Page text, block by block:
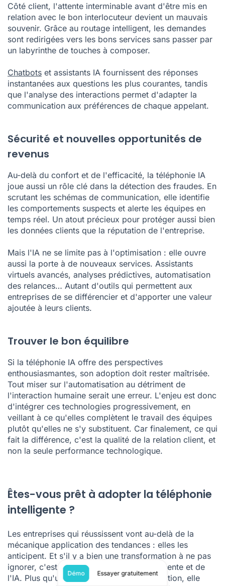
Côté client, l'attente interminable avant d'être mis en
relation avec le bon interlocuteur devient un mauvais
souvenir. Grâce au routage intelligent, les demandes
sont redirigées vers les bons services sans passer par
un labyrinthe de touches à composer.
Chatbots et assistants IA fournissent des réponses
instantanées aux questions les plus courantes, tandis
que l'analyse des interactions permet d'adapter la
communication aux préférences de chaque appelant.
Sécurité et nouvelles opportunités de
revenus
Au-delà du confort et de l'efficacité, la téléphonie IA
joue aussi un rôle clé dans la détection des fraudes. En
scrutant les schémas de communication, elle identifie
les comportements suspects et alerte les équipes en
temps réel. Un atout précieux pour protéger aussi bien
les données clients que la réputation de l'entreprise.
Mais l'IA ne se limite pas à l'optimisation : elle ouvre
aussi la porte à de nouveaux services. Assistants
virtuels avancés, analyses prédictives, automatisation
des relances… Autant d'outils qui permettent aux
entreprises de se différencier et d'apporter une valeur
ajoutée à leurs clients.
Trouver le bon équilibre
Si la téléphonie IA offre des perspectives
enthousiasmantes, son adoption doit rester maîtrisée.
Tout miser sur l'automatisation au détriment de
l'interaction humaine serait une erreur. L'enjeu est donc
d'intégrer ces technologies progressivement, en
veillant à ce qu'elles complètent le travail des équipes
plutôt qu'elles ne s'y substituent. Car finalement, ce qui
fait la différence, c'est la qualité de la relation client, et
non la seule performance technologique.
Êtes-vous prêt à adopter la téléphonie
intelligente ?
Les entreprises qui réussissent vont au-delà de la
mécanique application des tendances : elles les
anticipent. Et s'il y a bien une transformation à ne pas
ignorer, c'est celle de la téléphonie intelligente et de
l'IA. Plus qu'un simple outil de communication, elle
Démo Essayer gratuitement